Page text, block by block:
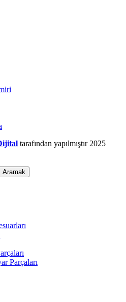
tarafından yapılmıştır 2025
Aramak
Parçaları